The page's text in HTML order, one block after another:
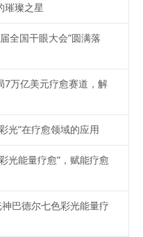
璀璨之星
全国干眼大会”圆满落
7万亿美元疗愈赛道，解
光”在疗愈领域的应用
光能量疗愈”，赋能疗愈
巴德尔七色彩光能量疗